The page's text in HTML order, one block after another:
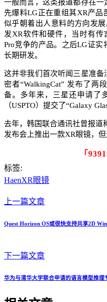
一般而言，这类报道都存在一
先爆料LG正在重组其XR产品
似乎朝着出人意料的方向发
发XR软件和硬件，当时有传
Pro竞争的产品。之后LG证
长期研发。​
这并非我们首次听闻三星准
密者“WalkingCat” 发布了两
备。多年来，三星还申请了
（USPTO）提交了“Galaxy
去年，韩国联合通讯社曾报道
发布会上推出一款XR眼镜，
「
标签:
HaenXR眼镜
上一篇文章
Quest Horizon OS或很快支持共享2D
下一篇文章
华为与清华大学联合申请的语言模型推理